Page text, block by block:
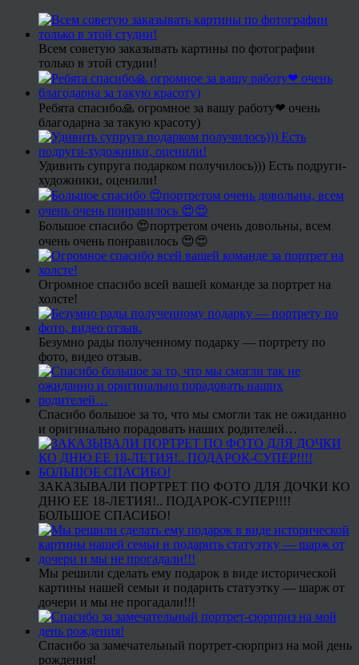
Всем советую заказывать картины по фотографии
только в этой студии!
Ребята спасибо🙏 огромное за вашу работу❤ очень
благодарна за такую красоту)
Удивить супруга подарком получилось))) Есть подруги-
художники, оценили!
Большое спасибо 😍портретом очень довольны, всем
очень очень понравилось 😍😍
Огромное спасибо всей вашей команде за портрет на
холсте!
Безумно рады полученному подарку — портрету по
фото, видео отзыв.
Спасибо большое за то, что мы смогли так не ожиданно
и оригинально порадовать наших родителей…
ЗАКАЗЫВАЛИ ПОРТРЕТ ПО ФОТО ДЛЯ ДОЧКИ КО
ДНЮ ЕЕ 18-ЛЕТИЯ!.. ПОДАРОК-СУПЕР!!!!
БОЛЬШОЕ СПАСИБО!
Мы решили сделать ему подарок в виде исторической
картины нашей семьи и подарить статуэтку — шарж от
дочери и мы не прогадали!!!
Спасибо за замечательный портрет-сюрприз на мой день
рождения!